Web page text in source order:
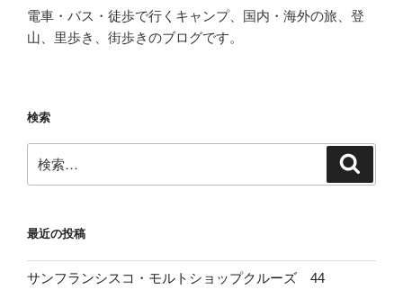
電車・バス・徒歩で行くキャンプ、国内・海外の旅、登
山、里歩き、街歩きのブログです。
検索
索:
最近の投稿
サンフランシスコ・モルトショップクルーズ 44